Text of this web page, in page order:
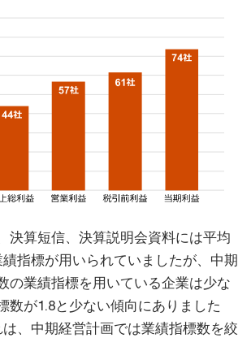
決算短信、決算説明会資料には平均
指標が用いられていましたが、中期
の業績指標を用いている企業は少な
数が1.8と少ない傾向にありました
は、中期経営計画では業績指標数を絞